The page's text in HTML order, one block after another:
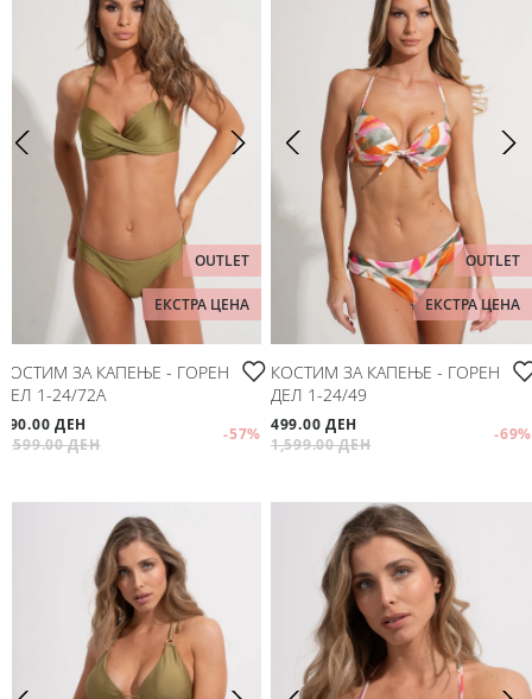
OUTLET
ЕКСТРА ЦЕНА
КОСТИМ ЗА КАПЕЊЕ - ГОРЕН
ДЕЛ 1-24/72A
690.00 ДЕН
1,599.00 ДЕН
-57%
OUTLET
ЕКСТРА ЦЕНА
КОСТИМ ЗА КАПЕЊЕ - ГОРЕН
ДЕЛ 1-24/49
499.00 ДЕН
1,599.00 ДЕН
-69%